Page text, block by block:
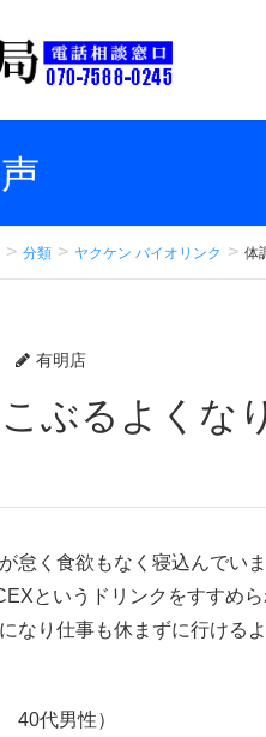
分類 ヤクケン バイオリンク 体
有明店
く食欲もなく寝込んでい
というドリンクをすすめ
なり仕事も休まずに行ける
代男性）